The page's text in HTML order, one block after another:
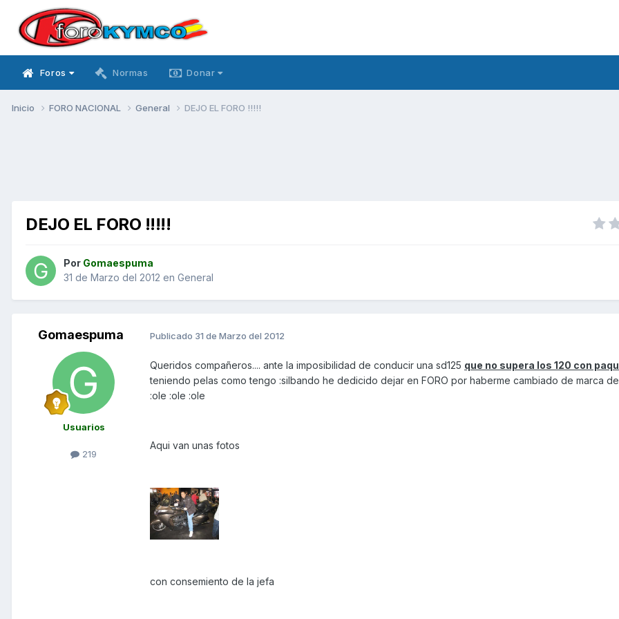
Foros Normas Donar
Inicio FORO NACIONAL General DEJO EL FORO !!!!!
DEJO EL FORO !!!!!
Por Gomaespuma
31 de Marzo del 2012 en General
Gomaespuma
Usuarios
219
Publicado 31 de Marzo del 2012
Queridos compañeros.... ante la imposibilidad de conducir una sd125 que no supera los 120 con
teniendo pelas como tengo :silbando he dedicido dejar en FORO por haberme cambiado de marca
:ole :ole :ole
Aqui van unas fotos
con consemiento de la jefa